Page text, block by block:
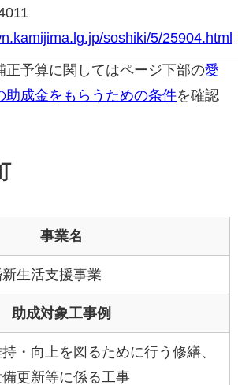
soshiki/5/25904.html
正予算に関してはページ下部の愛
助成金をもらうための条件を確認
事業名
生活支援事業
助成対象工事例
・向上を図るために行う修繕、
更新等に係る工事